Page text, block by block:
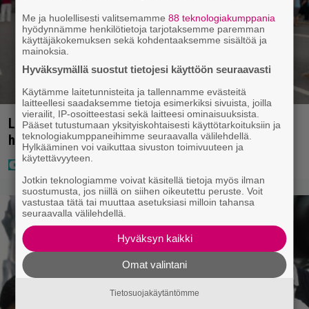
Laulaja Aki Samuli on nyt Aki Kirvesniemi – tässä
hääkuva
Me ja huolellisesti valitsemamme88 teknologiakumppania
hyödynnämme henkilötietoja tarjotaksemme paremman
käyttäjäkokemuksen sekä kohdentaaksemme sisältöä ja
mainoksia.
Hyväksymällä suostut tietojesi käyttöön seuraavasti
Käytämme laitetunnisteita ja tallennamme evästeitä
laitteellesi saadaksemme tietoja esimerkiksi sivuista, joilla
vierailit, IP-osoitteestasi sekä laitteesi ominaisuuksista.
Pääset tutustumaan yksityiskohtaisesti käyttötarkoituksiin ja
teknologiakumppaneihimme seuraavalla välilehdellä.
Hylkääminen voi vaikuttaa sivuston toimivuuteen ja
käytettävyyteen.
Jotkin teknologiamme voivat käsitellä tietoja myös ilman
suostumusta, jos niillä on siihen oikeutettu peruste. Voit
vastustaa tätä tai muuttaa asetuksiasi milloin tahansa
seuraavalla välilehdellä.
Hyväksyn kaikki
Omat valintani
Tietosuojakäytäntömme